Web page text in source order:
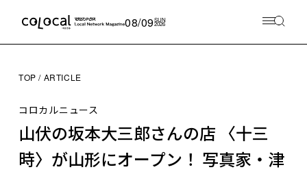
08/09SUN
2026
TOP ARTICLE
コロカルニュース
山伏の坂本大三郎さんの店 〈十三
時〉が山形にオープン！ 写真家・津